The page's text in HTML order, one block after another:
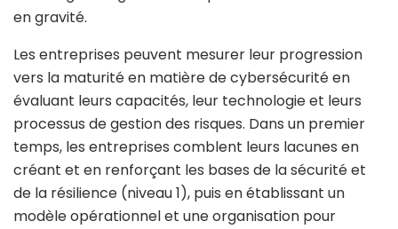
en gravité.
Les entreprises peuvent mesurer leur progression
vers la maturité en matière de cybersécurité en
évaluant leurs capacités, leur technologie et leurs
processus de gestion des risques. Dans un premier
temps, les entreprises comblent leurs lacunes en
créant et en renforçant les bases de la sécurité et
de la résilience (niveau 1), puis en établissant un
modèle opérationnel et une organisation pour